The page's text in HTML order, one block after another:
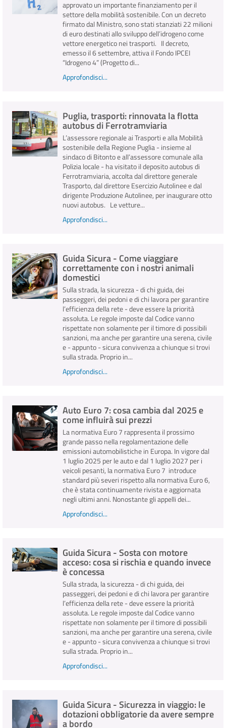
approvato un importante finanziamento per il
settore della mobilità sostenibile. Con un decreto
firmato dal Ministro, sono stati stanziati 22 milioni
di euro destinati allo sviluppo dell’idrogeno come
vettore energetico nei trasporti. Il decreto,
emesso il 6 settembre, attiva il Fondo IPCEI
“Idrogeno 4” (Progetto di...
Approfondisci...
Puglia, trasporti: rinnovata la flotta
autobus di Ferrotramviaria
L’assessore regionale ai Trasporti e alla Mobilità
sostenibile della Regione Puglia - insieme al
sindaco di Bitonto e all’assessore comunale alla
Polizia locale - ha visitato il deposito autobus di
Ferrotramviaria, accolta dal direttore generale
Trasporto, dal direttore Esercizio Autolinee e dal
dirigente Produzione Autolinee, per inaugurare otto
nuovi autobus. Le vetture...
Approfondisci...
Guida Sicura - Come viaggiare
correttamente con i nostri animali
domestici
Sulla strada, la sicurezza - di chi guida, dei
passeggeri, dei pedoni e di chi lavora per garantire
l’efficienza della rete - deve essere la priorità
assoluta. Le regole imposte dal Codice vanno
rispettate non solamente per il timore di possibili
sanzioni, ma anche per garantire una serena, civile
e - appunto - sicura convivenza a chiunque si trovi
sulla strada. Proprio in...
Approfondisci...
Auto Euro 7: cosa cambia dal 2025 e
come influirà sui prezzi
La normativa Euro 7 rappresenta il prossimo
grande passo nella regolamentazione delle
emissioni automobilistiche in Europa. In vigore dal
1 luglio 2025 per le auto e dal 1 luglio 2027 per i
veicoli pesanti, la normativa Euro 7 introduce
standard più severi rispetto alla normativa Euro 6,
che è stata continuamente rivista e aggiornata
negli ultimi anni. Nonostante gli appelli dei...
Approfondisci...
Guida Sicura - Sosta con motore
acceso: cosa si rischia e quando invece
è concessa
Sulla strada, la sicurezza - di chi guida, dei
passeggeri, dei pedoni e di chi lavora per garantire
l’efficienza della rete - deve essere la priorità
assoluta. Le regole imposte dal Codice vanno
rispettate non solamente per il timore di possibili
sanzioni, ma anche per garantire una serena, civile
e - appunto - sicura convivenza a chiunque si trovi
sulla strada. Proprio in...
Approfondisci...
Guida Sicura - Sicurezza in viaggio: le
dotazioni obbligatorie da avere sempre
a bordo